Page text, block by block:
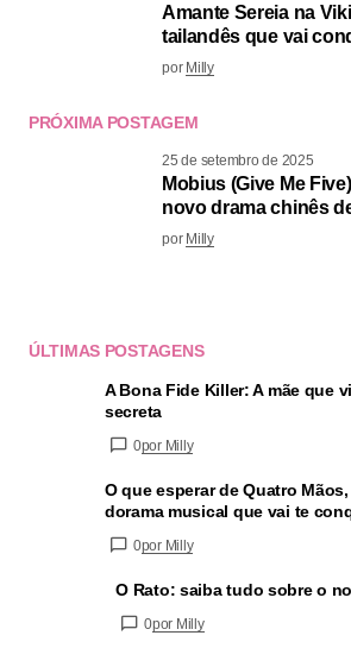
Amante Sereia na
tailandês que vai
por Milly
PRÓXIMA POSTAGEM
25 de setembro de 2025
Mobius (Give Me
novo drama chinês
por Milly
ÚLTIMAS POSTAGENS
A Bona Fide Killer: A mãe que
secreta
0por Milly
O que esperar de Quatro
dorama musical que vai te
0por Milly
O Rato: saiba tudo sobre o
0por Milly